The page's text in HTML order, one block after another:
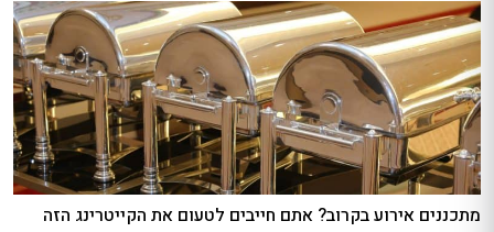
מתכננים אירוע בקרוב? אתם חייבים לטעום את הקייטרינג הזה